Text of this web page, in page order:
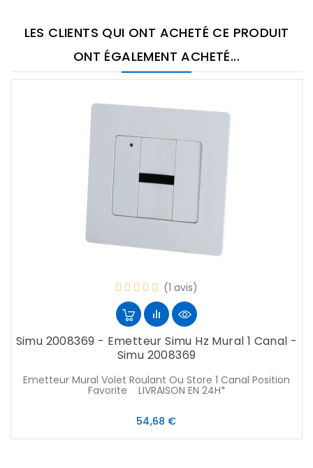
LES CLIENTS QUI ONT ACHETÉ CE PRODUIT
ONT ÉGALEMENT ACHETÉ...
(1 avis)
Simu 2008369 - Emetteur Simu Hz Mural 1 Canal -
Simu 2008369
Emetteur Mural Volet Roulant Ou Store 1 Canal Position
Favorite LIVRAISON EN 24H*
54,68 €Prix